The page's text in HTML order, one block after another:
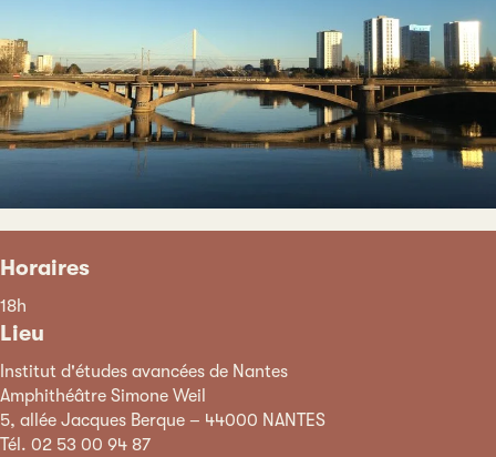
Horaires
18h
Lieu
Institut d'études avancées de Nantes
Amphithéâtre Simone Weil
5, allée Jacques Berque – 44000 NANTES
Tél. 02 53 00 94 87